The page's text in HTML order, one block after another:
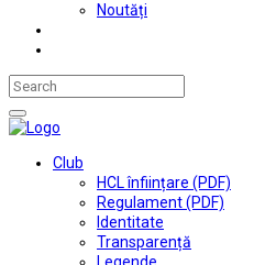
Noutăți
Club
HCL înființare (PDF)
Regulament (PDF)
Identitate
Transparență